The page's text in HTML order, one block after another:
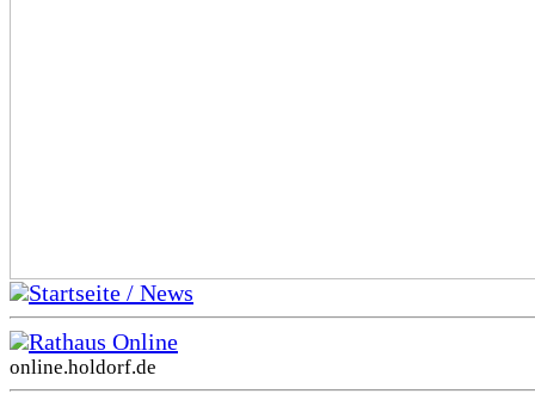
Startseite / News
Rathaus Online
online.holdorf.de